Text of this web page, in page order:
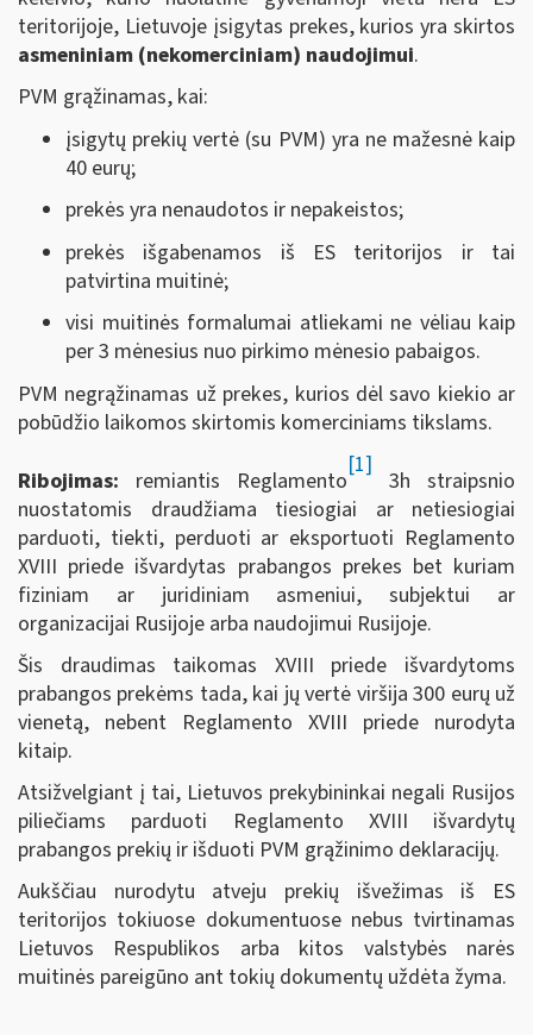
teritorijoje, Lietuvoje įsigytas prekes, kurios yra skirtos
asmeniniam (nekomerciniam) naudojimui.
PVM grąžinamas, kai:
įsigytų prekių vertė (su PVM) yra ne mažesnė kaip
40 eurų;
prekės yra nenaudotos ir nepakeistos;
prekės išgabenamos iš ES teritorijos ir tai
patvirtina muitinė;
visi muitinės formalumai atliekami ne vėliau kaip
per 3 mėnesius nuo pirkimo mėnesio pabaigos.
PVM negrąžinamas už prekes, kurios dėl savo kiekio ar
pobūdžio laikomos skirtomis komerciniams tikslams.
Ribojimas: remiantis Reglamento
[1]
3h straipsnio
nuostatomis draudžiama tiesiogiai ar netiesiogiai
parduoti, tiekti, perduoti ar eksportuoti Reglamento
XVIII priede išvardytas prabangos prekes bet kuriam
fiziniam ar juridiniam asmeniui, subjektui ar
organizacijai Rusijoje arba naudojimui Rusijoje.
Šis draudimas taikomas XVIII priede išvardytoms
prabangos prekėms tada, kai jų vertė viršija 300 eurų už
vienetą, nebent Reglamento XVIII priede nurodyta
kitaip.
Atsižvelgiant į tai, Lietuvos prekybininkai negali Rusijos
piliečiams parduoti Reglamento XVIII išvardytų
prabangos prekių ir išduoti PVM grąžinimo deklaracijų.
Aukščiau nurodytu atveju prekių išvežimas iš ES
teritorijos tokiuose dokumentuose nebus tvirtinamas
Lietuvos Respublikos arba kitos valstybės narės
muitinės pareigūno ant tokių dokumentų uždėta žyma.